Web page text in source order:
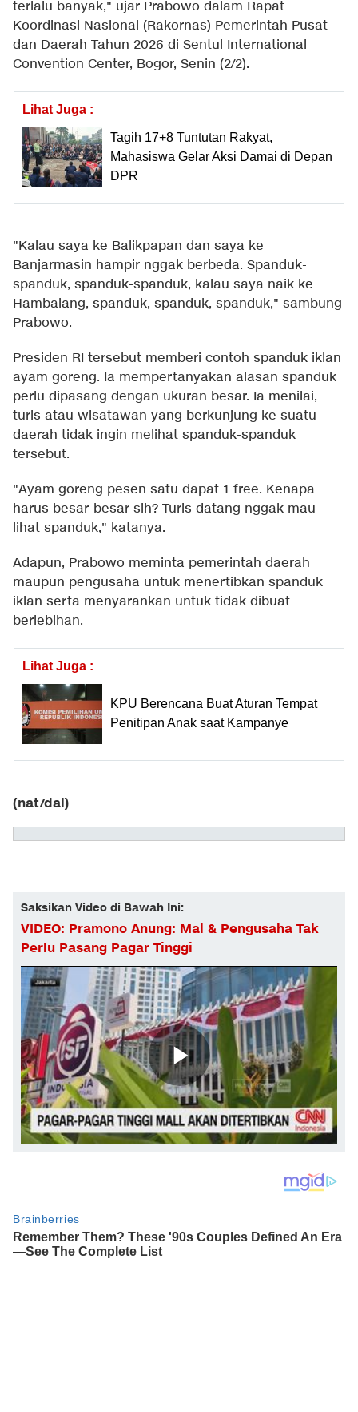
terlalu banyak," ujar Prabowo dalam Rapat
Koordinasi Nasional (Rakornas) Pemerintah Pusat
dan Daerah Tahun 2026 di Sentul International
Convention Center, Bogor, Senin (2/2).
Lihat Juga :
Tagih 17+8 Tuntutan Rakyat,
Mahasiswa Gelar Aksi Damai di Depan
DPR
"Kalau saya ke Balikpapan dan saya ke
Banjarmasin hampir nggak berbeda. Spanduk-
spanduk, spanduk-spanduk, kalau saya naik ke
Hambalang, spanduk, spanduk, spanduk," sambung
Prabowo.
Presiden RI tersebut memberi contoh spanduk iklan
ayam goreng. Ia mempertanyakan alasan spanduk
perlu dipasang dengan ukuran besar. Ia menilai,
turis atau wisatawan yang berkunjung ke suatu
daerah tidak ingin melihat spanduk-spanduk
tersebut.
"Ayam goreng pesen satu dapat 1 free. Kenapa
harus besar-besar sih? Turis datang nggak mau
lihat spanduk," katanya.
Adapun, Prabowo meminta pemerintah daerah
maupun pengusaha untuk menertibkan spanduk
iklan serta menyarankan untuk tidak dibuat
berlebihan.
Lihat Juga :
KPU Berencana Buat Aturan Tempat
Penitipan Anak saat Kampanye
(nat/dal)
Saksikan Video di Bawah Ini:
VIDEO: Pramono Anung: Mal & Pengusaha Tak
Perlu Pasang Pagar Tinggi